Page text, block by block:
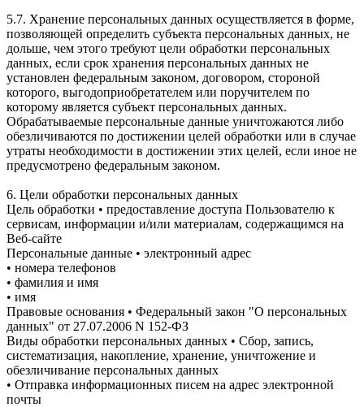
5.7. Хранение персональных данных осуществляется в форме,
позволяющей определить субъекта персональных данных, не
дольше, чем этого требуют цели обработки персональных
данных, если срок хранения персональных данных не
установлен федеральным законом, договором, стороной
которого, выгодоприобретателем или поручителем по
которому является субъект персональных данных.
Обрабатываемые персональные данные уничтожаются либо
обезличиваются по достижении целей обработки или в случае
утраты необходимости в достижении этих целей, если иное не
предусмотрено федеральным законом.
6. Цели обработки персональных данных
Цель обработки • предоставление доступа Пользователю к
сервисам, информации и/или материалам, содержащимся на
Веб-сайте
Персональные данные • электронный адрес
• номера телефонов
• фамилия и имя
• имя
Правовые основания • Федеральный закон "О персональных
данных" от 27.07.2006 N 152-ФЗ
Виды обработки персональных данных • Сбор, запись,
систематизация, накопление, хранение, уничтожение и
обезличивание персональных данных
• Отправка информационных писем на адрес электронной
почты